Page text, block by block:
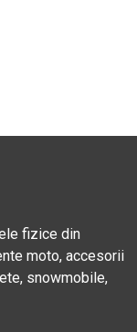
fizice din
moto, accesorii
snowmobile,